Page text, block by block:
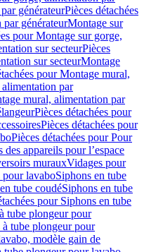
générateurPièces détachées
générateurMontage sur
pour Montage sur gorge,
sur secteurPièces
sur secteurMontage
pour Montage mural,
par
mural, alimentation par
Pièces détachées pour
Pièces détachées pour
Pièces détachées pour Pour
des appareils pour l’espace
murauxVidages pour
pour lavaboSiphons en tube
tube coudéSiphons en tube
pour Siphons en tube
tube plongeur pour
à tube plongeur pour
modèle gain de